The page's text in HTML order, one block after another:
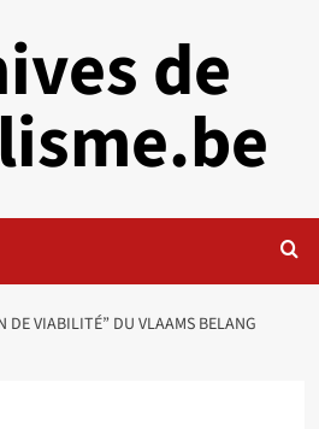
de
DE VIABILITÉ” DU VLAAMS BELANG